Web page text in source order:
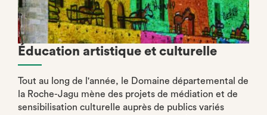
Éducation artistique et culturelle
Tout au long de l'année, le Domaine départemental de
la Roche-Jagu mène des projets de médiation et de
sensibilisation culturelle auprès de publics variés